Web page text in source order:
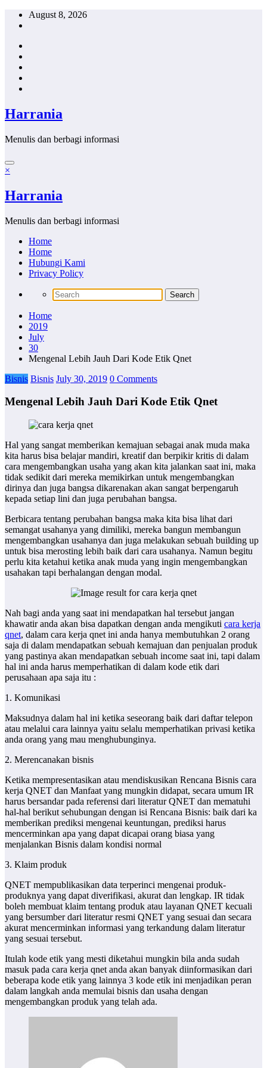
Skip
August 8, 2026
Harrania
Menulis dan berbagi informasi
×
Harrania
Menulis dan berbagi informasi
Home
Home
Hubungi Kami
Privacy Policy
Home
2019
July
30
Mengenal Lebih Jauh Dari Kode Etik Qnet
Bisnis Bisnis July 30, 2019 0 Comments
Mengenal Lebih Jauh Dari Kode Etik Qnet
Hal yang sangat memberikan kemajuan sebagai anak muda maka
kita harus bisa belajar mandiri, kreatif dan berpikir kritis di dalam
cara mengembangkan usaha yang akan kita jalankan saat ini, maka
tidak sedikit dari mereka memikirkan untuk mengembangkan
dirinya dan juga bangsa dikarenakan akan sangat berpengaruh
kepada setiap lini dan juga perubahan bangsa.
Berbicara tentang perubahan bangsa maka kita bisa lihat dari
semangat usahanya yang dimiliki, mereka bangun membangun
mengembangkan usahanya dan juga melakukan sebuah building up
untuk bisa merosting lebih baik dari cara usahanya. Namun begitu
perlu kita ketahui ketika anak muda yang ingin mengembangkan
usahakan tapi berhalangan dengan modal.
Nah bagi anda yang saat ini mendapatkan hal tersebut jangan
khawatir anda akan bisa dapatkan dengan anda mengikuti cara kerja
qnet, dalam cara kerja qnet ini anda hanya membutuhkan 2 orang
saja di dalam mendapatkan sebuah kemajuan dan penjualan produk
yang pastinya akan mendapatkan sebuah income saat ini, tapi dalam
hal ini anda harus memperhatikan di dalam kode etik dari
perusahaan apa saja itu :
1. Komunikasi
Maksudnya dalam hal ini ketika seseorang baik dari daftar telepon
atau melalui cara lainnya yaitu selalu memperhatikan privasi ketika
anda orang yang mau menghubunginya.
2. Merencanakan bisnis
Ketika mempresentasikan atau mendiskusikan Rencana Bisnis cara
kerja QNET dan Manfaat yang mungkin didapat, secara umum IR
harus bersandar pada referensi dari literatur QNET dan mematuhi
hal-hal berikut sehubungan dengan isi Rencana Bisnis: baik dari ka
memberikan prediksi mengenai keuntungan, prediksi harus
mencerminkan apa yang dapat dicapai orang biasa yang
menjalankan Bisnis dalam kondisi normal
3. Klaim produk
QNET mempublikasikan data terperinci mengenai produk-
produknya yang dapat diverifikasi, akurat dan lengkap. IR tidak
boleh membuat klaim tentang produk atau layanan QNET kecuali
yang bersumber dari literatur resmi QNET yang sesuai dan secara
akurat mencerminkan informasi yang terkandung dalam literatur
yang sesuai tersebut.
Itulah kode etik yang mesti diketahui mungkin bila anda sudah
masuk pada cara kerja qnet anda akan banyak diinformasikan dari
beberapa kode etik yang lainnya 3 kode etik ini menjadikan peran
dalam langkah anda memulai bisnis dan usaha dengan
mengembangkan produk yang telah ada.